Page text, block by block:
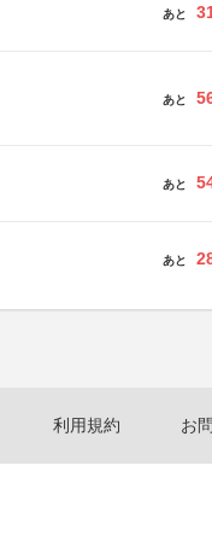
あと
あと
あと
あと
利用規約 お